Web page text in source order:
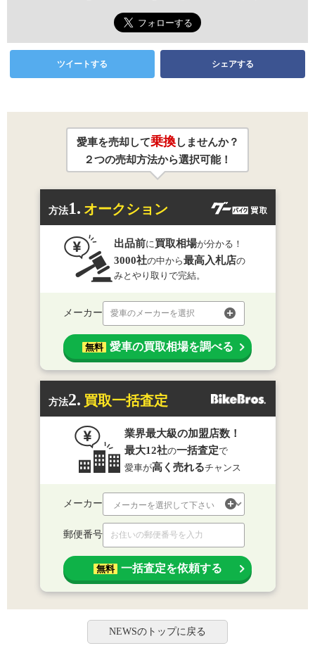
ツイートする シェアする
愛車を売却して乗換しませんか？
２つの売却方法から選択可能！
方法1. オークション
出品前に 買取相場が分かる！
3000社の中から最高入札店の
みとやり取りで完結。
メーカー 愛車のメーカーを選択
無料 愛車の買取相場を調べる
方法2. 買取一括査定
業界最大級の加盟店数！
最大12社の一括査定で
愛車が高く売れるチャンス
メーカー
郵便番号
無料 一括査定を依頼する
NEWSのトップに戻る